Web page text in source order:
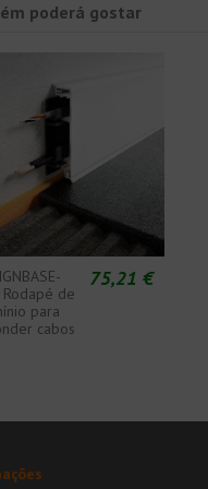
poderá gostar
Rodapé de
para
cabos
75,21 €